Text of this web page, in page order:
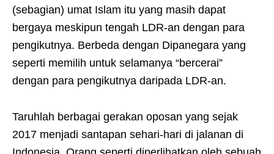
(sebagian) umat Islam itu yang masih dapat
bergaya meskipun tengah LDR-an dengan para
pengikutnya. Berbeda dengan Dipanegara yang
seperti memilih untuk selamanya “bercerai”
dengan para pengikutnya daripada LDR-an.
Taruhlah berbagai gerakan oposan yang sejak
2017 menjadi santapan sehari-hari di jalanan di